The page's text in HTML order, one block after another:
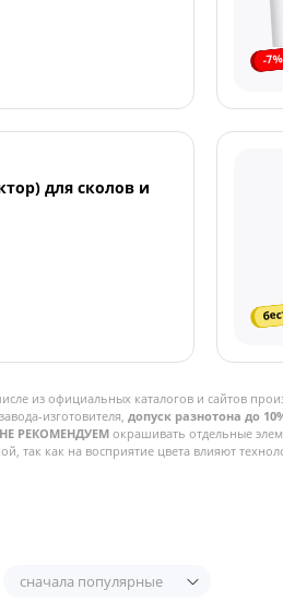
-7%
для сколов и
из официальных каталогов и сайтов
изготовителя, допуск разнотона до
НЕ РЕКОМЕНДУЕМ окрашивать отдельные
так как на восприятие цвета влияют
сначала популярные